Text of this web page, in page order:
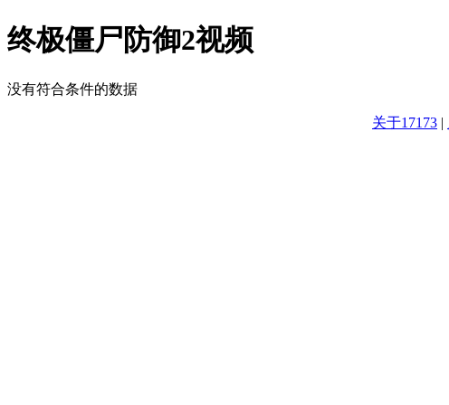
终极僵尸防御2视频
没有符合条件的数据
关于17173 |